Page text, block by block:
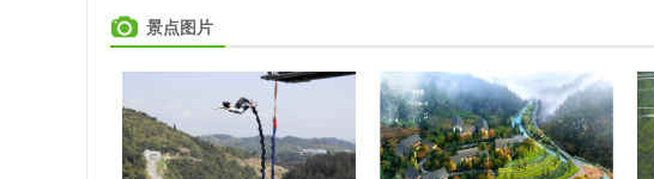
景点图片